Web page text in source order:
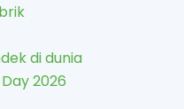
di dunia
2026